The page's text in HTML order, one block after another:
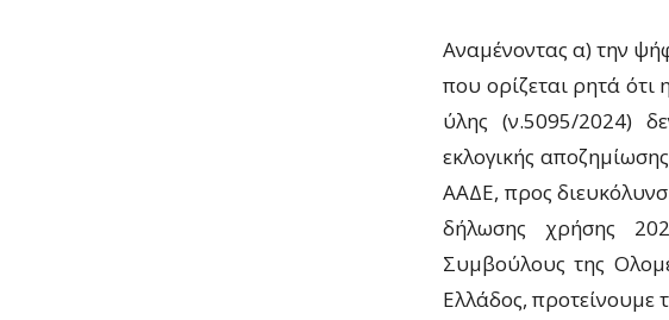
Αναμένοντας α) την
που ορίζεται ρητά ότι
ύλης (ν.5095/2024)
εκλογικής
ΑΑΔΕ, προς
δήλωσης χρήσης
Συμβούλους της
Ελλάδος, προτείνουμε